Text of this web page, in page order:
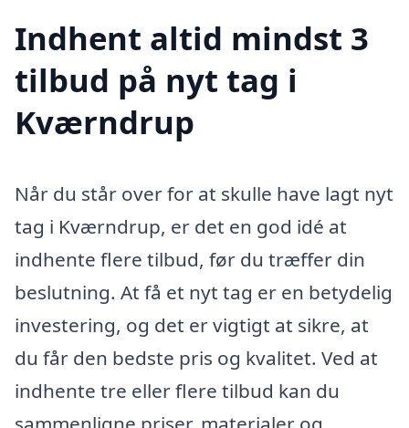
Indhent altid mindst 3
tilbud på nyt tag i
Kværndrup
Når du står over for at skulle have lagt nyt
tag i Kværndrup, er det en god idé at
indhente flere tilbud, før du træffer din
beslutning. At få et nyt tag er en betydelig
investering, og det er vigtigt at sikre, at
du får den bedste pris og kvalitet. Ved at
indhente tre eller flere tilbud kan du